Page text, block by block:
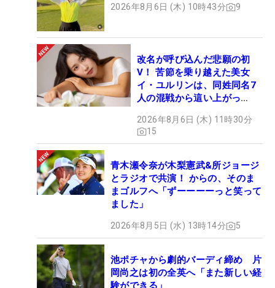
2026年8月6日 (木) 10時43分 9
改名が呼び込んだ悲願の初
V！ 苦節を乗り越えた美女
イ・ユルリンは、同姓同名7
人の混戦から這い上がっ
2026年8月6日 (木) 11時30分
15
青木瀬令奈が木梨憲武&所ジョージ
とラジオで共演！ からの、そのま
まゴルフへ「ずーーーーっと笑って
ました」
2026年8月5日 (水) 13時14分 5
池ポチャから劇的バーディ締め 片
岡尚之は初の全英へ「また新しい経
験ができる」